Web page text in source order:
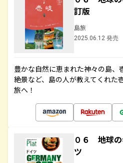
訂版
島旅
2025.06.12 発売
豊かな自然に恵まれた神々の島、
絶景など、島の人が教えてくれた
旅へ！
０６ 地球
ツ